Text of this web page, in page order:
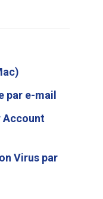
par e-mail
Account
Virus par